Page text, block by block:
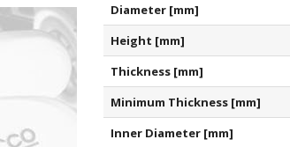
Diameter [mm]
Height [mm]
Thickness [mm]
Minimum Thickness [mm]
Inner Diameter [mm]